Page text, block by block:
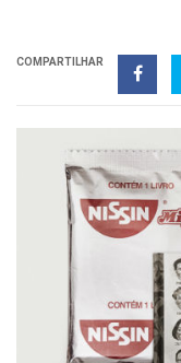
COMPARTILHAR